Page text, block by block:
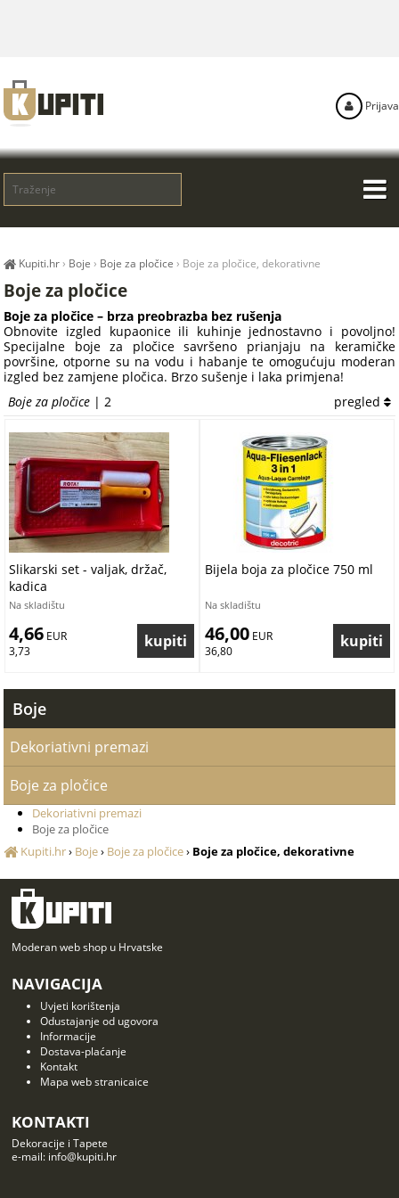
Kupiti.hr› Boje › Boje za pločice › Boje za pločice, dekorativne
Boje za pločice
Boje za pločice – brza preobrazba bez rušenja
Obnovite izgled kupaonice ili kuhinje jednostavno i povoljno!
Specijalne boje za pločice savršeno prianjaju na keramičke
površine, otporne su na vodu i habanje te omogućuju moderan
izgled bez zamjene pločica. Brzo sušenje i laka primjena!
Boje za pločice | 2 pregled
Slikarski set - valjak, držač,
kadica
Na skladištu
4,66 EUR
3,73
Bijela boja za pločice 750 ml
Na skladištu
46,00 EUR
36,80
Boje
Dekoriativni premazi
Boje za pločice
Dekoriativni premazi
Boje za pločice
Kupiti.hr› Boje› Boje za pločice› Boje za pločice, dekorativne
Prijava
Moderan web shop u Hrvatske
NAVIGACIJA
Uvjeti korištenja
Odustajanje od ugovora
Informacije
Dostava-plaćanje
Kontakt
Mapa web stranicaice
KONTAKTI
Dekoracije i Tapete
e-mail: info@kupiti.hr